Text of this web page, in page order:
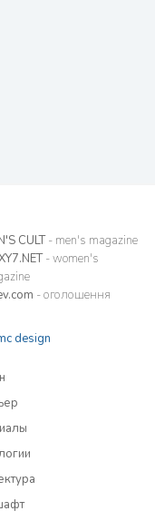
CULT- men's magazine
- women's
- оголошення
design